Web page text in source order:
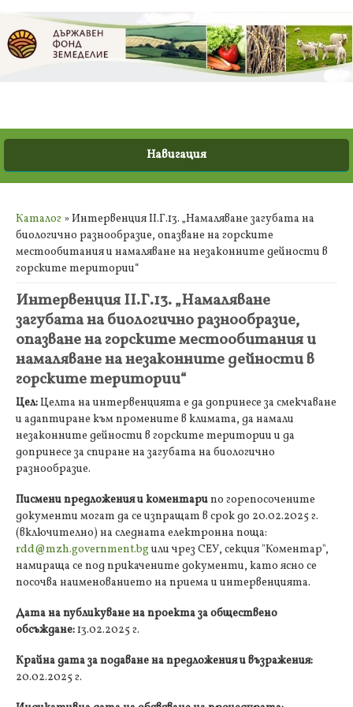
Вие сте тук
Каталог » Интервенция ІІ.Г.13. „Намаляване загубата на
биологично разнообразие, опазване на горските
местообитания и намаляване на незаконните дейности в
горските територии“
Интервенция ІІ.Г.13. „Намаляване
загубата на биологично разнообразие,
опазване на горските местообитания и
намаляване на незаконните дейности в
горските територии“
Цел:Целта на интервенцията е да допринесе за смекчаване
и адаптиране към промените в климата, да намали
незаконните дейности в горските територии и да
допринесе за спиране на загубата на биологично
разнообразие.
Писмени предложения и коментарипо горепосочените
документи могат да се изпращат в срок до 20.02.2025 г.
(включително) на следната електронна поща:
rdd@mzh.government.bgили чрез СЕУ, секция "Коментар",
намираща се под прикачените документи, като ясно се
посочва наименованието на приема и интервенцията.
Дата на публикуване на проекта за обществено
обсъждане:13.02.2025 г.
Крайна дата за подаване на предложения и възражения:
20.02.2025 г.